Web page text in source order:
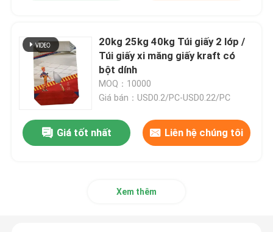
20kg 25kg 40kg Túi giấy 2 lớp /
Túi giấy xi măng giấy kraft có
bột dính
MOQ：10000
Giá bán：USD0.2/PC-USD0.22/PC
Giá tốt nhất Liên hệ chúng tôi
Xem thêm